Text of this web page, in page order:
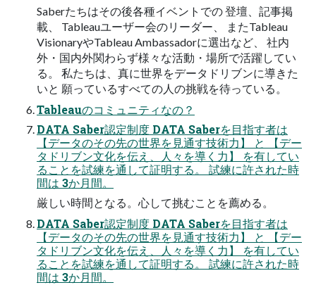
Saberたちはその後各種イベントでの 登壇、記事掲
載、 Tableauユーザー会のリーダー、 またTableau
VisionaryやTableau Ambassadorに選出など、 社内
外・国内外関わらず様々な活動・場所で活躍してい
る。 私たちは、真に世界をデータドリブンに導きた
いと 願っているすべての人の挑戦を待っている。
Tableauのコミュニティなの？
DATA Saber認定制度 DATA Saberを目指す者は
【データのその先の世界を見通す技術力】 と 【デー
タドリブン文化を伝え、人々を導く力】 を有してい
ることを試練を通して証明する。 試練に許された時
間は 3か月間。
厳しい時間となる。心して挑むことを薦める。
DATA Saber認定制度 DATA Saberを目指す者は
【データのその先の世界を見通す技術力】 と 【デー
タドリブン文化を伝え、人々を導く力】 を有してい
ることを試練を通して証明する。 試練に許された時
間は 3か月間。